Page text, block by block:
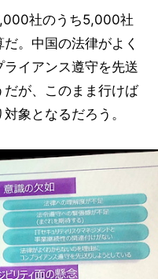
社のうち5,000社
。中国の法律がよく
イアンス遵守を先送
だが、このまま行けば
象となるだろう。